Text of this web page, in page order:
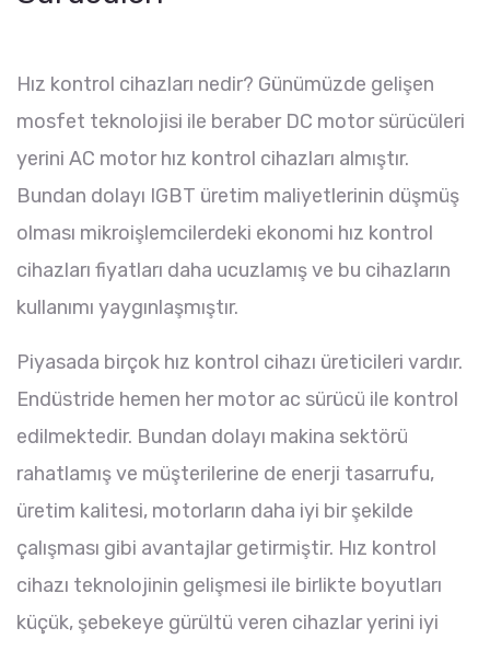
Hız kontrol cihazları nedir? Günümüzde gelişen
mosfet teknolojisi ile beraber DC motor sürücüleri
yerini AC motor hız kontrol cihazları almıştır.
Bundan dolayı IGBT üretim maliyetlerinin düşmüş
olması mikroişlemcilerdeki ekonomi hız kontrol
cihazları fiyatları daha ucuzlamış ve bu cihazların
kullanımı yaygınlaşmıştır.
Piyasada birçok hız kontrol cihazı üreticileri vardır.
Endüstride hemen her motor ac sürücü ile kontrol
edilmektedir. Bundan dolayı makina sektörü
rahatlamış ve müşterilerine de enerji tasarrufu,
üretim kalitesi, motorların daha iyi bir şekilde
çalışması gibi avantajlar getirmiştir. Hız kontrol
cihazı teknolojinin gelişmesi ile birlikte boyutları
küçük, şebekeye gürültü veren cihazlar yerini iyi